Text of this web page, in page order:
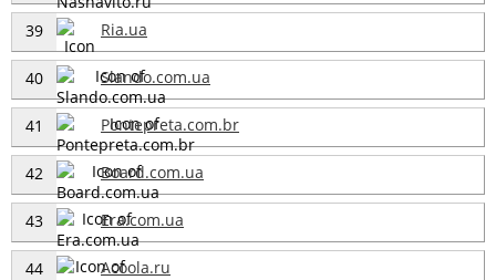
39 Ria.ua
40 Slando.com.ua
41 Pontepreta.com.br
42 Board.com.ua
43 Era.com.ua
44 Acoola.ru